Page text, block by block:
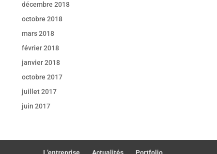
décembre 2018
octobre 2018
mars 2018
février 2018
janvier 2018
octobre 2017
juillet 2017
juin 2017